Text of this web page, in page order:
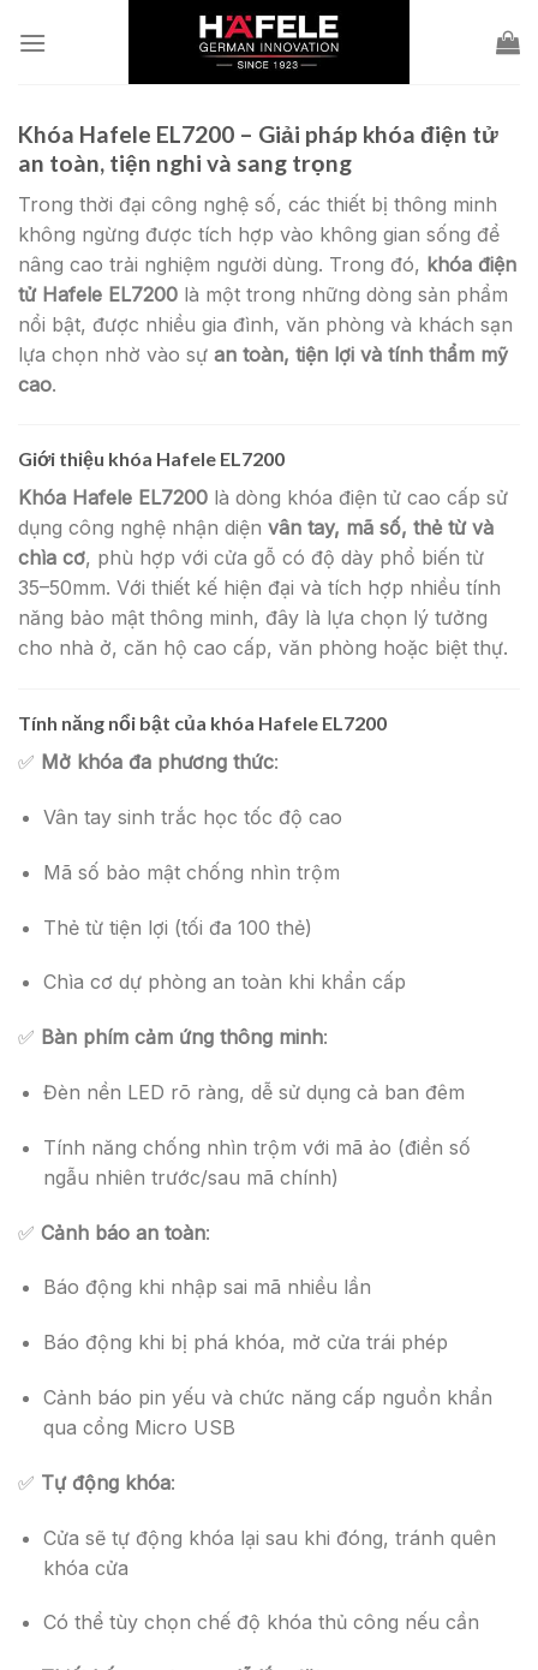
Khóa Hafele EL7200 – Giải pháp khóa điện tử
an toàn, tiện nghi và sang trọng
Trong thời đại công nghệ số, các thiết bị thông minh
không ngừng được tích hợp vào không gian sống để
nâng cao trải nghiệm người dùng. Trong đó, khóa điện
tử Hafele EL7200 là một trong những dòng sản phẩm
nổi bật, được nhiều gia đình, văn phòng và khách sạn
lựa chọn nhờ vào sự an toàn, tiện lợi và tính thẩm mỹ
cao.
Giới thiệu khóa Hafele EL7200
Khóa Hafele EL7200 là dòng khóa điện tử cao cấp sử
dụng công nghệ nhận diện vân tay, mã số, thẻ từ và
chìa cơ, phù hợp với cửa gỗ có độ dày phổ biến từ
35–50mm. Với thiết kế hiện đại và tích hợp nhiều tính
năng bảo mật thông minh, đây là lựa chọn lý tưởng
cho nhà ở, căn hộ cao cấp, văn phòng hoặc biệt thự.
Tính năng nổi bật của khóa Hafele EL7200
✅ Mở khóa đa phương thức:
Vân tay sinh trắc học tốc độ cao
Mã số bảo mật chống nhìn trộm
Thẻ từ tiện lợi (tối đa 100 thẻ)
Chìa cơ dự phòng an toàn khi khẩn cấp
✅ Bàn phím cảm ứng thông minh:
Đèn nền LED rõ ràng, dễ sử dụng cả ban đêm
Tính năng chống nhìn trộm với mã ảo (điền số
ngẫu nhiên trước/sau mã chính)
✅ Cảnh báo an toàn:
Báo động khi nhập sai mã nhiều lần
Báo động khi bị phá khóa, mở cửa trái phép
Cảnh báo pin yếu và chức năng cấp nguồn khẩn
qua cổng Micro USB
✅ Tự động khóa:
Cửa sẽ tự động khóa lại sau khi đóng, tránh quên
khóa cửa
Có thể tùy chọn chế độ khóa thủ công nếu cần